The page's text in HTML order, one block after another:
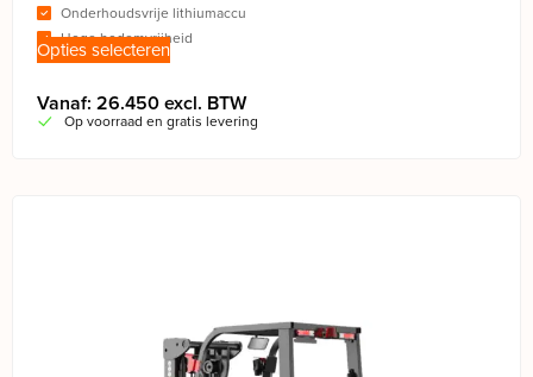
Onderhoudsvrije lithiumaccu
Hoge bodemvrijheid
Opties selecteren
Vanaf: 26.450 excl. BTW
Op voorraad en gratis levering